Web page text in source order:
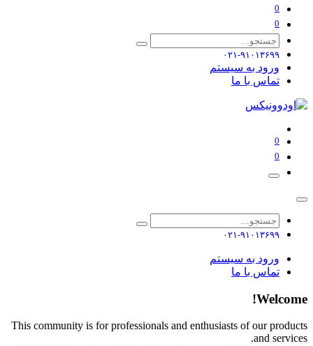
0
0
۰۲۱-۹۱۰۱۳۶۹۹
ورود به سیستم
تماس با ما
0
0
۰۲۱-۹۱۰۱۳۶۹۹
ورود به سیستم
تماس با ما
Welcome!
This community is for professionals and enthusiasts of our products
and services.